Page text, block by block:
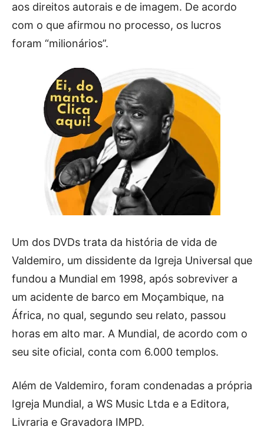
aos direitos autorais e de imagem. De acordo
com o que afirmou no processo, os lucros
foram “milionários”.
Um dos DVDs trata da história de vida de
Valdemiro, um dissidente da Igreja Universal que
fundou a Mundial em 1998, após sobreviver a
um acidente de barco em Moçambique, na
África, no qual, segundo seu relato, passou
horas em alto mar. A Mundial, de acordo com o
seu site oficial, conta com 6.000 templos.
Além de Valdemiro, foram condenadas a própria
Igreja Mundial, a WS Music Ltda e a Editora,
Livraria e Gravadora IMPD.